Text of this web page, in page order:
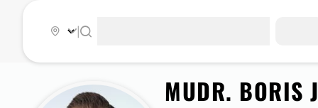
MUDR. BORIS